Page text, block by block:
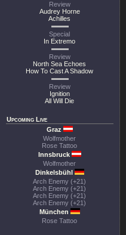
Review
Audrey Horne
Achilles
Special
In Extremo
Review
North Sea Echoes
How To Cast A Shadow
Review
Ignition
All Will Die
Upcoming Live
Graz
Wolfmother
Rose Tattoo
Innsbruck
Wolfmother
Dinkelsbühl
Arch Enemy (+21)
Arch Enemy (+21)
Arch Enemy (+21)
Arch Enemy (+21)
München
Rose Tattoo